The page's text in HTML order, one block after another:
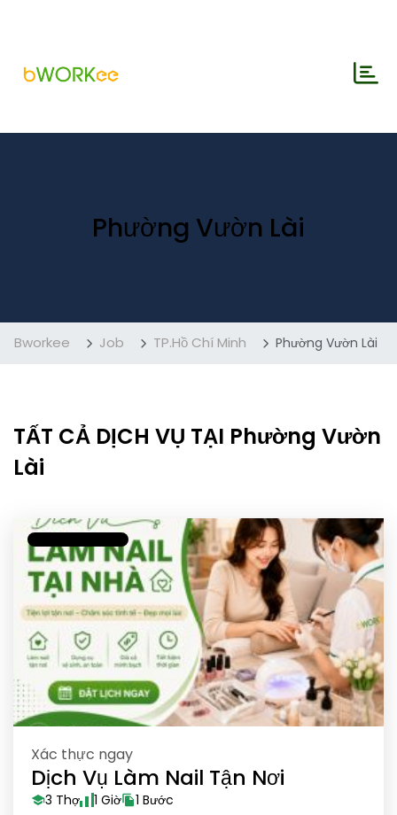
Phường Vườn Lài
Bworkee Job TP.Hồ Chí Minh Phường Vườn Lài
TẤT CẢ DỊCH VỤ TẠI Phường Vườn
Lài
Xác thực ngay
Dịch Vụ Làm Nail Tận Nơi
3 Thợ 1 Giờ 1 Bước